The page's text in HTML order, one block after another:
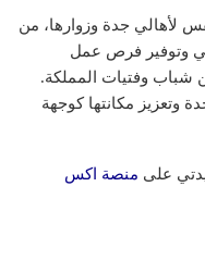
إيجاد متنفس لأهالي جدة وزوارها، من
وتوفير فرص عمل
شباب وفتيات المملكة.
وتعزيز مكانتها كوجهة
على منصة اكس